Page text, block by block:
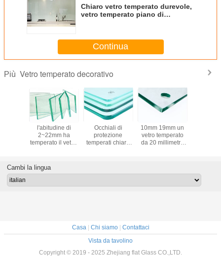
Chiaro vetro temperato durevole,
vetro temperato piano di
Continua
Più Vetro temperato decorativo
l'abitudine di
2~22mm ha
temperato il vetro,
regolare/piana
Occhiali di
protezione
temperati chiaro
10mm 19mm un
vetro temperato
da 20 millimetri,
Cambi la lingua
Casa | Chi siamo| Contattaci
Vista da tavolino
Copyright © 2019 - 2025 Zhejiang flat Glass CO.,LTD.